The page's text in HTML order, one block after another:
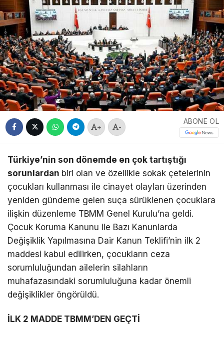
+ -
ABONE OL
Türkiye’nin son dönemde en çok tartıştığı
sorunlardan biri olan ve özellikle sokak çetelerinin
çocukları kullanması ile cinayet olayları üzerinden
yeniden gündeme gelen suça sürüklenen çocuklara
ilişkin düzenleme TBMM Genel Kurulu’na geldi.
Çocuk Koruma Kanunu ile Bazı Kanunlarda
Değişiklik Yapılmasına Dair Kanun Teklifi’nin ilk 2
maddesi kabul edilirken, çocukların ceza
sorumluluğundan ailelerin silahların
muhafazasındaki sorumluluğuna kadar önemli
değişiklikler öngörüldü.
İLK 2 MADDE TBMM’DEN GEÇTİ